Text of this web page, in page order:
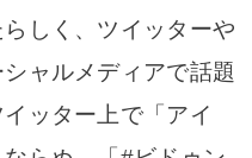
しく、ツイッターや
ャルメディアで話題
ッター上で「アイ